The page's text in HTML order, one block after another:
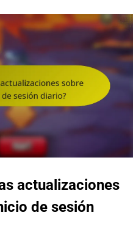
actualizaciones
de sesión